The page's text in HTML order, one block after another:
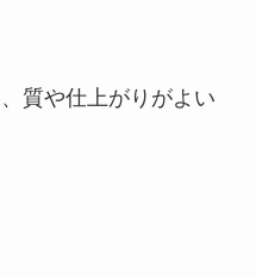
質や仕上がりがよい